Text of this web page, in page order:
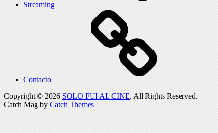
Streaming
Contacto
Copyright © 2026 SOLO FUI AL CINE. All Rights Reserved.
Catch Mag by Catch Themes